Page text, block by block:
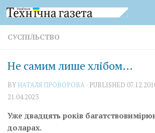
Skip to content
СУСПІЛЬСТВО
Не самим лише хлібом…
BY НАТАЛЯ ПРОВОРОВА · PUBLISHED
21.04.2023
Уже двадцять років
доларах.